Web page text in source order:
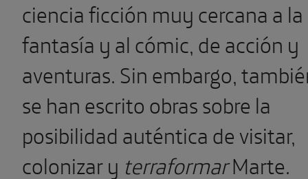
ciencia ficción muy cercana a la
fantasía y al cómic, de acción y
aventuras. Sin embargo,
se han escrito obras sobre la
posibilidad auténtica de visitar,
colonizar y terraformarMarte.